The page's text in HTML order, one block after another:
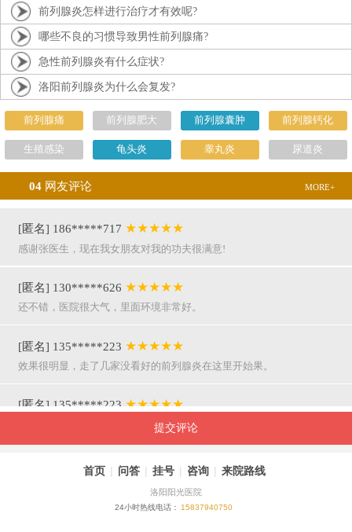
前列腺炎怎样进行治疗才有效呢?
哪些不良的习惯导致男性前列腺痛?
急性前列腺炎有什么症状?
洛阳前列腺炎为什么会复发?
前列腺痛 前列腺肥大 前列腺囊肿 前列腺钙化
生殖感染 龟头炎 睾丸炎 尿道炎
04 网友评论 MORE+
[匿名] 186*****717 ★★★★★
感谢张医生，现在我女朋友对我的功夫很满意!
[匿名] 130*****626 ★★★★★
还不错，医院很大气，里面环境非常好。
[匿名] 135*****223 ★★★★★
效果很明显，走了几家没看好的前列腺炎在这里开始果。
[匿名] 135*****223 ★★★★★
呵呵，就是屌，你们医院护士穿着挺漂亮的。
[匿名] 155*****941★★★★★
提交评论
首页 | 问答 | 挂号 | 咨询 | 来院路线
洛阳阳光医院
24小时热线电话： 15837940750